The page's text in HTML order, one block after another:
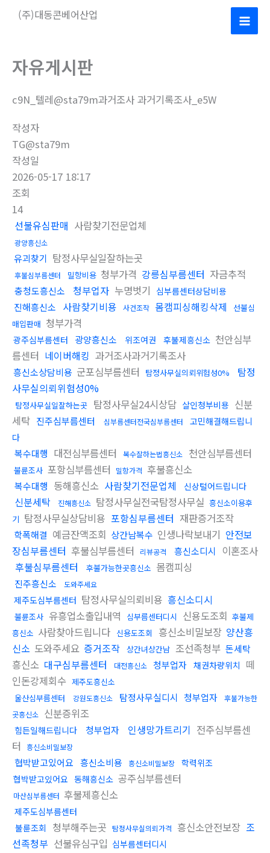
(주)대동콘베어산업
Main
자유게시판
c9N_텔레@sta79m과거조사 과거기록조사_e5W
작성자
TG@sta79m
작성일
2026-05-17 18:17
조회
14
선불유심판매 사람찾기전문업체
광양흥신소
유괴찾기 탐정사무실일잘하는곳
후불심부름센터 밀항비용 청부가격 강릉심부름센터 자금추적
충청도흥신소 청부업자 누명벗기 심부름센터상담비용
진해흥신소 사람찾기비용 사건조작 몸캠피싱해킹삭제
선불심
매입판매 청부가격
광주심부름센터 광양흥신소 위조여권 후불제흥신소 천안심부
름센터 네이버해킹 과거조사과거기록조사
흥신소상담비용 군포심부름센터 탐정사무실의뢰위험성0%
탐정
사무실의뢰위험성0%
탐정사무실일잘하는곳 탐정사무실24시상담 살인청부비용 신분
세탁 진주심부름센터 심부름센터전국심부름센터
고민해결해드립니
다
복수대행 대전심부름센터 복수잘하는법흥신소 천안심부름센터
불륜조사 포항심부름센터 밀항가격 후불흥신소
복수대행 동해흥신소 사람찾기전문업체 신상털어드립니다
신분세탁 진해흥신소 탐정사무실전국탐정사무실 흥신소이용후
기 탐정사무실상담비용 포항심부름센터 재판증거조작
학폭해결 예금잔액조회 상간남복수 인생나락보내기 안전보
장심부름센터 후불심부름센터 리뷰공격 흥신소디시
이혼조사
후불심부름센터
후불가능한곳흥신소 몸캠피싱
진주흥신소 도와주세요
제주도심부름센터 탐정사무실의뢰비용 흥신소디시
불륜조사 유흥업소출입내역 심부름센터디시 신용도조회 후불제
흥신소 사람찾아드립니다 신용도조회 흥신소비밀보장 양산흥
신소 도와주세요 증거조작 상간녀상간남 조선족청부 돈세탁
흥신소 대구심부름센터 대전흥신소 청부업자 채권차량위치 떼
인돈강제회수 제주도흥신소
울산심부름센터
강원도흥신소 탐정사무실디시 청부업자
후불가능한
곳흥신소 신분증위조
힘든일해드립니다 청부업자 인생망가트리기 전주심부름센
터
흥신소비밀보장
협박받고있어요 흥신소비용 흥신소비밀보장
학력위조
협박받고있어요 동해흥신소 공주심부름센터
마산심부름센터 후불제흥신소
제주도심부름센터
불륜조회
청부해주는곳 탐정사무실의뢰가격 흥신소안전보장 조
선족청부 선불유심구입 심부름센터디시